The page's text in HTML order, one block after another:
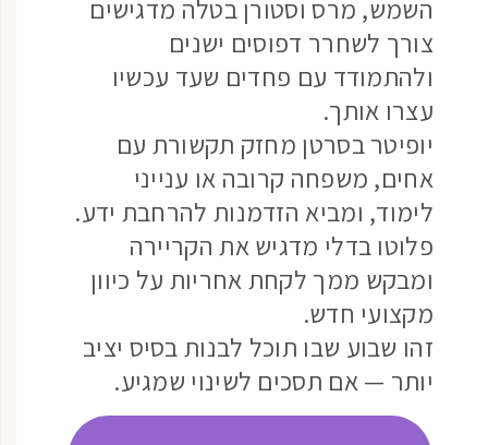
השמש, מרס וסטורן בטלה מדגישים
צורך לשחרר דפוסים ישנים
ולהתמודד עם פחדים שעד עכשיו
עצרו אותך.
יופיטר בסרטן מחזק תקשורת עם
אחים, משפחה קרובה או ענייני
לימוד, ומביא הזדמנות להרחבת ידע.
פלוטו בדלי מדגיש את הקריירה
ומבקש ממך לקחת אחריות על כיוון
מקצועי חדש.
זהו שבוע שבו תוכל לבנות בסיס יציב
יותר — אם תסכים לשינוי שמגיע.